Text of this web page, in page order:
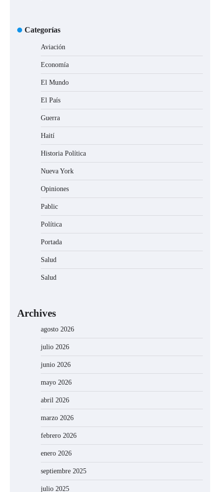
Categorías
Aviación
Economía
El Mundo
El País
Guerra
Haití
Historia Política
Nueva York
Opiniones
Pablic
Política
Portada
Salud
Salud
Archives
agosto 2026
julio 2026
junio 2026
mayo 2026
abril 2026
marzo 2026
febrero 2026
enero 2026
septiembre 2025
julio 2025